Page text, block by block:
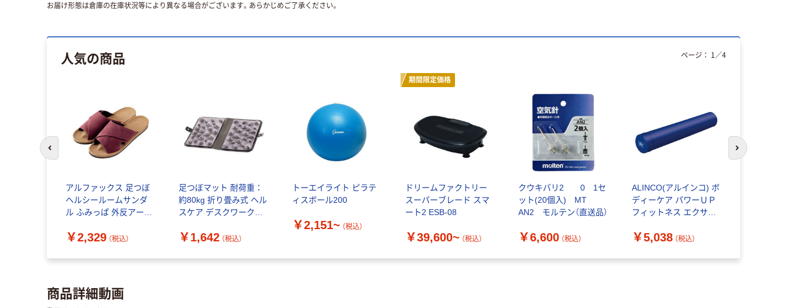
お届け形態は倉庫の在庫状況等により異なる場合がございます。あらかじめご了承ください。
人気の商品
アルファックス 足つぼ
ヘルシールームサンダ
ル ふみっぱ 外反アーチ
1個（直送品）
￥2,329 （税込）
足つぼマット 耐荷重：
約80kg 折り畳み式 ヘル
スケア デスクワーク
ヘルスケア 1個（直送品）
￥1,642 （税込）
トーエイライト ピラテ
ィスボール200
￥2,151~ （税込）
期間限定価格
ドリームファクトリー
スーパーブレード スマ
ート2 ESB-08
￥39,600~ （税込）
クウキバリ2 0 1セ
ット(20個入) MT
AN2 モルテン（直送品）
￥6,600 （税込）
ALINCO(アルインコ) ボ
ディーケア パワーＵＰ
フィットネス エクササ
WBF200N 1個（直送品）
￥5,038 （税込）
ページ： 1 ／4
前のスライドへ 次のスライド
商品詳細動画